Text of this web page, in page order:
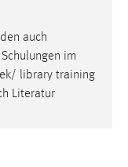
auch
im
library training
Literatur
der Website.